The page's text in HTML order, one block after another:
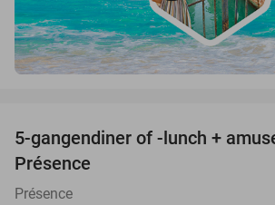
5-gangendiner of -lunch +
Présence
Présence